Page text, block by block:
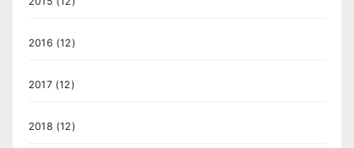
2016 (12)
2017(12)
2018 (12)